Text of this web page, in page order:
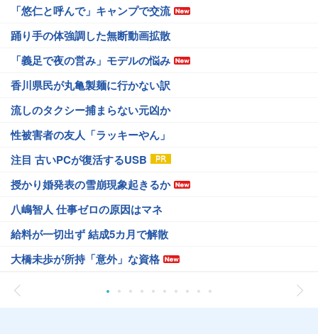
「悠仁と呼んで」キャンプで交流
踊り手の体強調した無断動画拡散
「義足で夜の営み」モデルの悩み
香川県民が丸亀製麺に行かない訳
流しのタクシー捕まらない元凶か
性被害者の友人「ラッキーやん」
注目 古いPCが復活するUSB
授かり婚発表の雪崩現象起きるか
八嶋智人 仕事ゼロの原因はマネ
給料が一切出ず 結成5カ月で解散
大橋未歩が所持「意外」な資格